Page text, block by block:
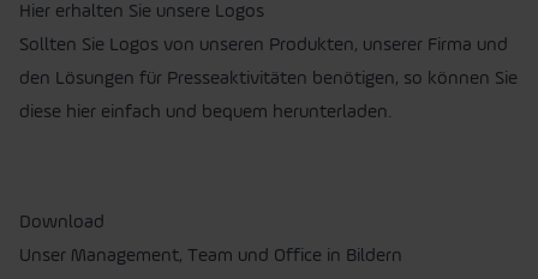
Hier erhalten Sie unsere Logos
Sollten Sie Logos von unseren Produkten, unserer Firma und
den Lösungen für Presseaktivitäten benötigen, so können Sie
diese hier einfach und bequem herunterladen.
Download
Unser Management, Team und Office in Bildern